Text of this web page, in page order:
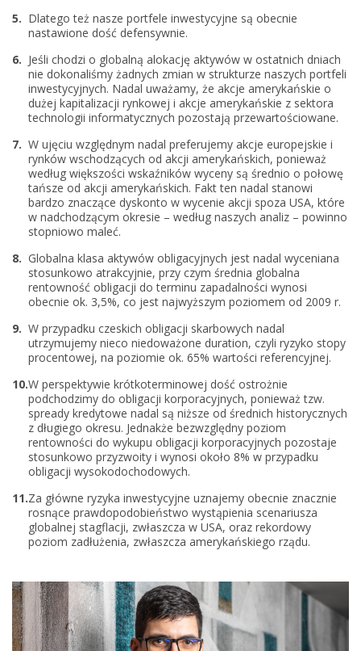
Dlatego też nasze portfele inwestycyjne są obecnie
nastawione dość defensywnie.
Jeśli chodzi o globalną alokację aktywów w ostatnich dniach
nie dokonaliśmy żadnych zmian w strukturze naszych portfeli
inwestycyjnych. Nadal uważamy, że akcje amerykańskie o
dużej kapitalizacji rynkowej i akcje amerykańskie z sektora
technologii informatycznych pozostają przewartościowane.
W ujęciu względnym nadal preferujemy akcje europejskie i
rynków wschodzących od akcji amerykańskich, ponieważ
według większości wskaźników wyceny są średnio o połowę
tańsze od akcji amerykańskich. Fakt ten nadal stanowi
bardzo znaczące dyskonto w wycenie akcji spoza USA, które
w nadchodzącym okresie – według naszych analiz – powinno
stopniowo maleć.
Globalna klasa aktywów obligacyjnych jest nadal wyceniana
stosunkowo atrakcyjnie, przy czym średnia globalna
rentowność obligacji do terminu zapadalności wynosi
obecnie ok. 3,5%, co jest najwyższym poziomem od 2009 r.
W przypadku czeskich obligacji skarbowych nadal
utrzymujemy nieco niedoważone duration, czyli ryzyko stopy
procentowej, na poziomie ok. 65% wartości referencyjnej.
W perspektywie krótkoterminowej dość ostrożnie
podchodzimy do obligacji korporacyjnych, ponieważ tzw.
spready kredytowe nadal są niższe od średnich historycznych
z długiego okresu. Jednakże bezwzględny poziom
rentowności do wykupu obligacji korporacyjnych pozostaje
stosunkowo przyzwoity i wynosi około 8% w przypadku
obligacji wysokodochodowych.
Za główne ryzyka inwestycyjne uznajemy obecnie znacznie
rosnące prawdopodobieństwo wystąpienia scenariusza
globalnej stagflacji, zwłaszcza w USA, oraz rekordowy
poziom zadłużenia, zwłaszcza amerykańskiego rządu.